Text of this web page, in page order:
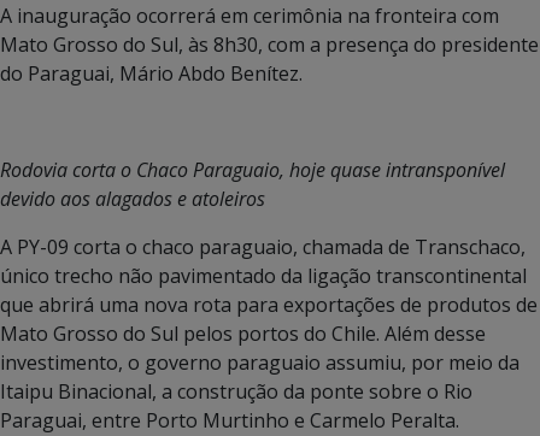
A inauguração ocorrerá em cerimônia na fronteira com
Mato Grosso do Sul, às 8h30, com a presença do presidente
do Paraguai, Mário Abdo Benítez.
Rodovia corta o Chaco Paraguaio, hoje quase intransponível
devido aos alagados e atoleiros
A PY-09 corta o chaco paraguaio, chamada de Transchaco,
único trecho não pavimentado da ligação transcontinental
que abrirá uma nova rota para exportações de produtos de
Mato Grosso do Sul pelos portos do Chile. Além desse
investimento, o governo paraguaio assumiu, por meio da
Itaipu Binacional, a construção da ponte sobre o Rio
Paraguai, entre Porto Murtinho e Carmelo Peralta.